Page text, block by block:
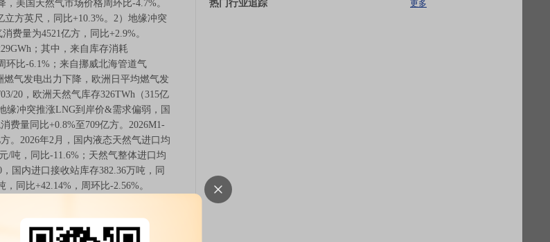
美国天然气市场价格周环比-4.7%。
立方英尺，同比+10.3%。2）地缘冲突
费量为4521亿方，同比+2.9%。
；其中，来自库存消耗
环比-6.1%；来自挪威北海管道气
燃气发电出力下降，欧洲日平均燃气发
20，欧洲天然气库存326TWh（315亿
缘冲突推涨LNG到岸价&需求偏弱，国
费量同比+0.8%至709亿方。2026M1-
。2026年2月，国内液态天然气进口均
/吨，同比-11.6%；天然气整体进口均
国内进口接收站库存382.36万吨，同
同比+42.14%，周环比-2.56%。
城市进行了居民顺价，提价幅度为
费合理值0.6元/方+，价差仍存10%修
热门行业追踪 更多